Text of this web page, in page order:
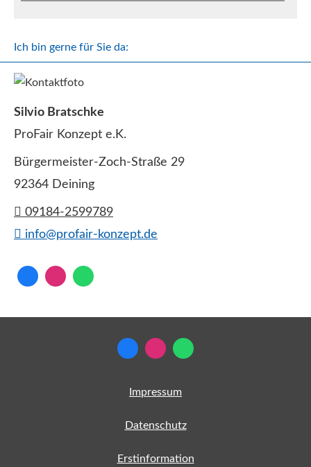
Ich bin gerne für Sie da:
Silvio Bratschke
ProFair Konzept e.K.
Bürgermeister-Zoch-Straße 29
92364 Deining
09184-2599789
info@profair-konzept.de
Impressum
Datenschutz
Erstinformation